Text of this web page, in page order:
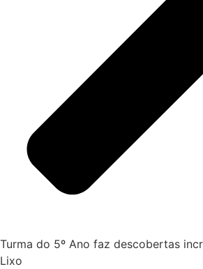
Turma do 5º Ano faz descobertas
Lixo